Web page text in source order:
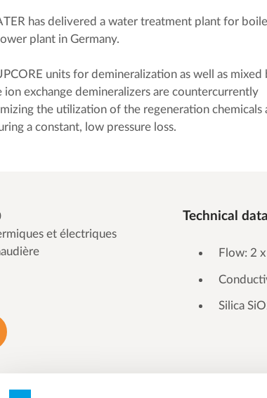
has delivered a water treatment plant for
plant in Germany.
units for demineralization as well as mixed
ion exchange demineralizers are countercurrently
the utilization of the regeneration chemicals
a constant, low pressure loss.
et électriques
Technical data
Flow: 2
Silica